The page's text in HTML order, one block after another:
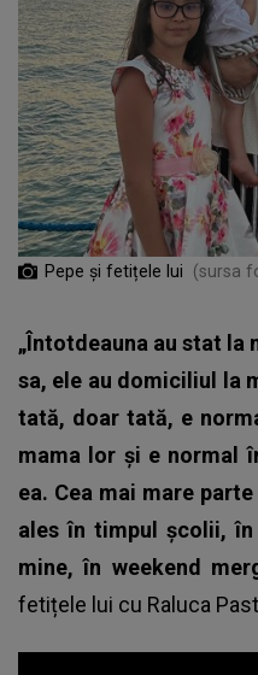
Pepe și fetițele lui (sursa
„Întotdeauna au stat la
sa, ele au domiciliul la
tată, doar tată, e
mama lor și e normal
ea. Cea mai mare
ales în timpul școlii,
mine, în weekend
fetițele lui cu Raluca